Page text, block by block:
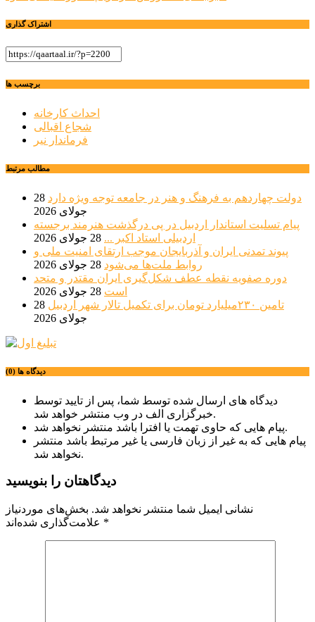
اشتراک گذاری
برچسب ها
احداث کارخانه
شجاع اقبالی
فرماندار نیر
مطالب مرتبط
دولت چهاردهم به فرهنگ و هنر در جامعه توجه ویژه دارد 28
جولای 2026
پیام تسلیت استاندار اردبیل در پی درگذشت هنرمند برجسته
اردبیلی استاد اکبر ... 28 جولای 2026
پیوند تمدنی ایران و آذربایجان موجب ارتقای امنیت ملی و
روابط ملت‌ها می‌شود 28 جولای 2026
دوره صفویه نقطه عطف شکل‌گیری ایران مقتدر و متحد
است 28 جولای 2026
تامین ۲۳۰میلیارد تومان برای تکمیل تالار شهر اردبیل
28
جولای 2026
دیدگاه ها (0)
دیدگاه های ارسال شده توسط شما، پس از تایید توسط
خبرگزاری الف در وب منتشر خواهد شد.
پیام هایی که حاوی تهمت یا افترا باشد منتشر نخواهد شد.
پیام هایی که به غیر از زبان فارسی یا غیر مرتبط باشد منتشر
نخواهد شد.
دیدگاهتان را بنویسید
نشانی ایمیل شما منتشر نخواهد شد. بخش‌های موردنیاز
*